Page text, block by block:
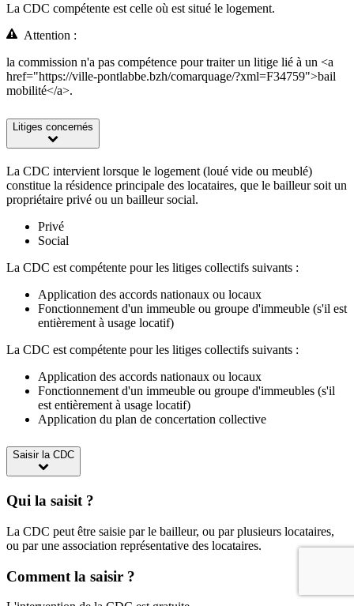
La CDC compétente est celle où est situé le logement.
Attention :
la commission n'a pas compétence pour traiter un litige lié à un <a
href="https://ville-pontlabbe.bzh/comarquage/?xml=F34759">bail
mobilité</a>.
Litiges concernés
La CDC intervient lorsque le logement (loué vide ou meublé)
constitue la résidence principale des locataires, que le bailleur soit un
propriétaire privé ou un bailleur social.
Privé
Social
La CDC est compétente pour les litiges collectifs suivants :
Application des accords nationaux ou locaux
Fonctionnement d'un immeuble ou groupe d'immeuble (s'il est
entièrement à usage locatif)
La CDC est compétente pour les litiges collectifs suivants :
Application des accords nationaux ou locaux
Fonctionnement d'un immeuble ou groupe d'immeubles (s'il
est entièrement à usage locatif)
Application du plan de concertation collective
Saisir la CDC
Qui la saisit ?
La CDC peut être saisie par le bailleur, ou par plusieurs locataires,
ou par une association représentative des locataires.
Comment la saisir ?